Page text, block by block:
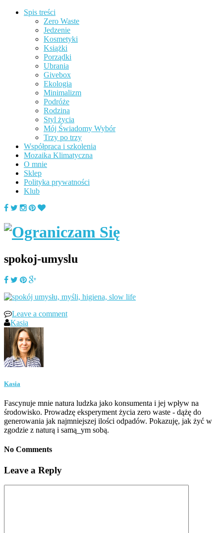
Spis treści
Zero Waste
Jedzenie
Kosmetyki
Książki
Porządki
Ubrania
Givebox
Ekologia
Minimalizm
Podróże
Rodzina
Styl życia
Mój Świadomy Wybór
Trzy po trzy
Współpraca i szkolenia
Mozaika Klimatyczna
O mnie
Sklep
Polityka prywatności
Klub
spokoj-umyslu
Leave a comment
Kasia
Kasia
Fascynuje mnie natura ludzka jako konsumenta i jej wpływ na
środowisko. Prowadzę eksperyment życia zero waste - dążę do
generowania jak najmniejszej ilości odpadów. Pokazuję, jak żyć w
zgodzie z naturą i samą_ym sobą.
No Comments
Leave a Reply